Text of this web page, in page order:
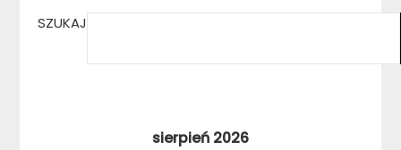
SZUKAJ
sierpień 2026